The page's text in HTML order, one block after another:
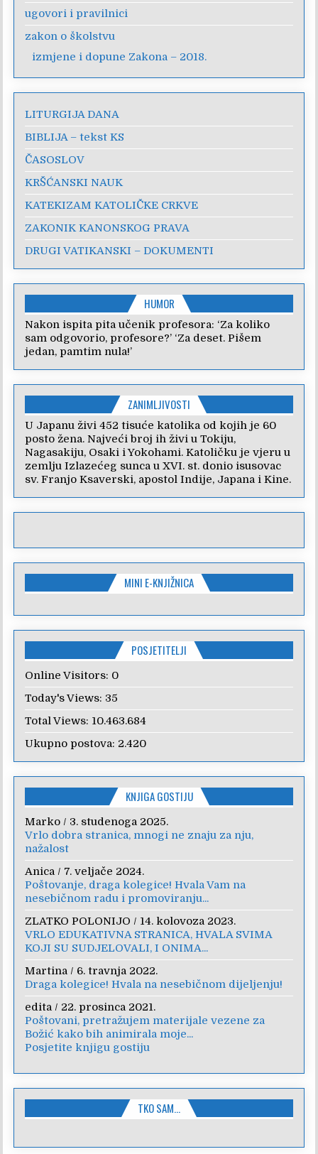
ugovori i pravilnici
zakon o školstvu
izmjene i dopune Zakona – 2018.
LITURGIJA DANA
BIBLIJA – tekst KS
ČASOSLOV
KRŠĆANSKI NAUK
KATEKIZAM KATOLIČKE CRKVE
ZAKONIK KANONSKOG PRAVA
DRUGI VATIKANSKI – DOKUMENTI
HUMOR
Nakon ispita pita učenik profesora: ‘Za koliko
sam odgovorio, profesore?’ ‘Za deset. Pišem
jedan, pamtim nula!’
ZANIMLJIVOSTI
U Japanu živi 452 tisuće katolika od kojih je 60
posto žena. Najveći broj ih živi u Tokiju,
Nagasakiju, Osaki i Yokohami. Katoličku je vjeru u
zemlju Izlazećeg sunca u XVI. st. donio isusovac
sv. Franjo Ksaverski, apostol Indije, Japana i Kine.
MINI E-KNJIŽNICA
POSJETITELJI
Online Visitors: 0
Today's Views: 35
Total Views: 10.463.684
Ukupno postova: 2.420
KNJIGA GOSTIJU
Marko / 3. studenoga 2025.
Vrlo dobra stranica, mnogi ne znaju za nju,
nažalost
Anica / 7. veljače 2024.
Poštovanje, draga kolegice! Hvala Vam na
nesebičnom radu i promoviranju...
ZLATKO POLONIJO / 14. kolovoza 2023.
VRLO EDUKATIVNA STRANICA, HVALA SVIMA
KOJI SU SUDJELOVALI, I ONIMA...
Martina / 6. travnja 2022.
Draga kolegice! Hvala na nesebičnom dijeljenju!
edita / 22. prosinca 2021.
Poštovani, pretražujem materijale vezene za
Božić kako bih animirala moje...
Posjetite knjigu gostiju
TKO SAM…